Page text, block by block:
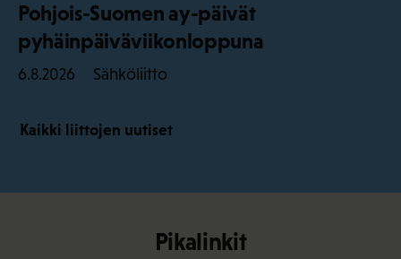
Pohjois-Suomen ay-päivät
pyhäinpäiväviikonloppuna
6.8.2026 Sähköliitto
Kaikki liittojen uutiset
Pikalinkit